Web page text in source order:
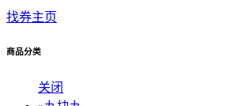
找券主页
商品分类
关闭